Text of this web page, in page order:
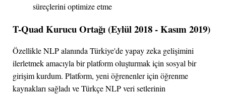
süreçlerini optimize etme
T-Quad Kurucu Ortağı (Eylül 2018 - Kasım 2019)
Özellikle NLP alanında Türkiye'de yapay zeka gelişimini
ilerletmek amacıyla bir platform oluşturmak için sosyal bir
girişim kurdum. Platform, yeni öğrenenler için öğrenme
kaynakları sağladı ve Türkçe NLP veri setlerinin